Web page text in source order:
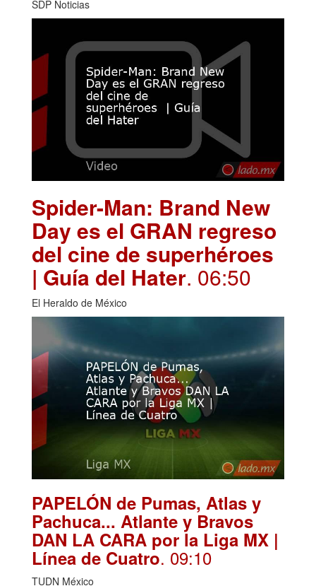
SDP Noticias
Spider-Man: Brand New
Day es el GRAN regreso
del cine de superhéroes
| Guía del Hater. 06:50
El Heraldo de México
PAPELÓN de Pumas, Atlas y
Pachuca... Atlante y Bravos
DAN LA CARA por la Liga MX |
Línea de Cuatro. 09:10
TUDN México